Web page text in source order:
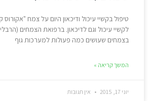
טיפול בקשיי עיכול ודיכאון היום על צמח
לקשיי עיכול וגם לדיכאון. ברפואת הצמחים
בצמחים שעושים כמה פעולות למערכות גוף
המשך קריאה »
יוני 17, 2015 אין תגובות